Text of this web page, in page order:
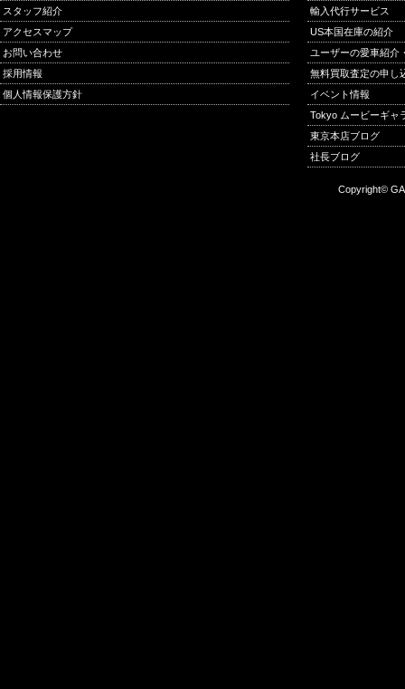
スタッフ紹介
アクセスマップ
お問い合わせ
採用情報
個人情報保護方針
輸入代行サービス
US本国在庫の紹介
ユーザーの愛車紹介
無料買取査定の申し
イベント情報
Tokyo ムービーギャ
東京本店ブログ
社長ブログ
Copyright©